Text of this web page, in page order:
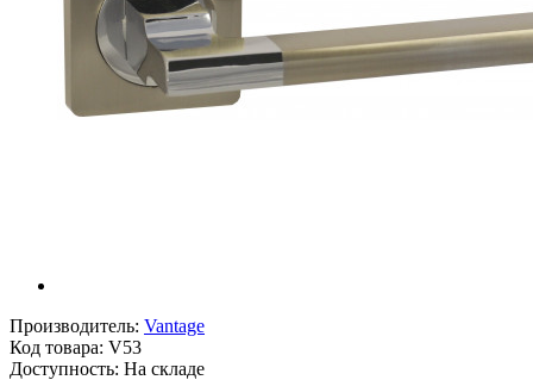
Производитель: Vantage
Код товара: V53
Доступность: На складе